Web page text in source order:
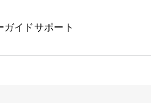
ガイドサポート